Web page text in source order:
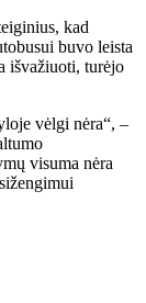
kad
buvo leista
išvažiuoti, turėjo
vėlgi nėra“, –
visuma nėra